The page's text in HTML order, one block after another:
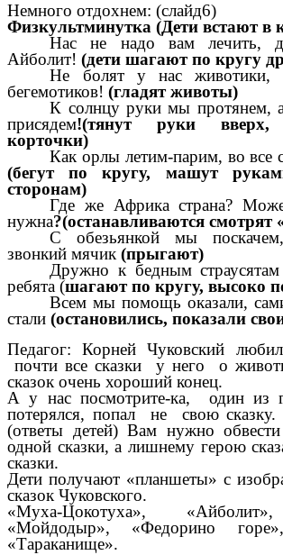
Немного отдохнем: (слайд6)
Физкультминутка (Дети встают в
Нас не надо вам лечить,
Айболит! (дети шагают по кругу
Не болят у нас животики,
бегемотиков! (гладят животы)
К солнцу руки мы протянем,
присядем!(тянут руки вверх,
корточки)
Как орлы летим-парим, во все
(бегут по кругу, машут
сторонам)
Где же Африка страна?
нужна?(останавливаются смотрят
С обезьянкой мы
звонкий мячик (прыгают)
Дружно к бедным
ребята (шагают по кругу, высоко
Всем мы помощь оказали,
стали (остановились, показали
Педагог: Корней Чуковский
почти все сказки у него о
сказок очень хороший конец.
А у нас посмотрите-ка, один из
потерялся, попал не свою
(ответы детей) Вам нужно
одной сказки, а лишнему герою
сказки.
Дети получают «планшеты» с
сказок Чуковского.
«Муха-Цокотуха»,
«Мойдодыр», «Федорино
«Тараканище».